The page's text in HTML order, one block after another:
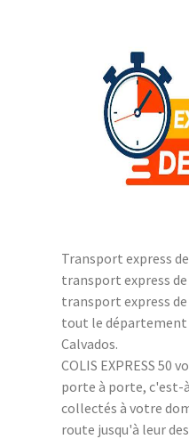
Transport express
transport express
transport express
tout le département
Calvados.
COLIS EXPRESS 50
porte à porte, c'est-
collectés à votre
route jusqu'à leur